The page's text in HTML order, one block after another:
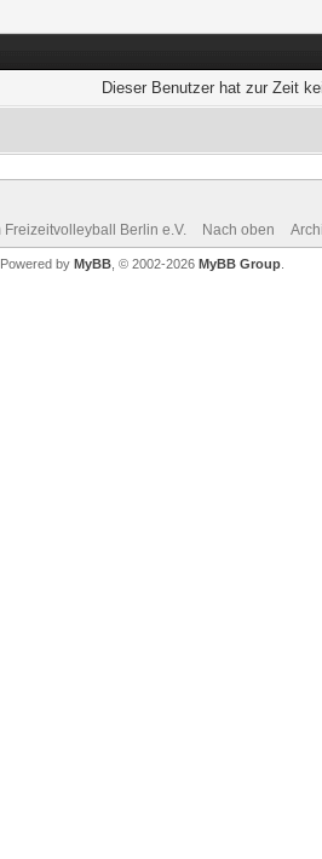
Dieser Benutzer hat zur Zeit
Freizeitvolleyball Berlin e.V. Nach oben
, Powered by MyBB , © 2002-2026 MyBB Group